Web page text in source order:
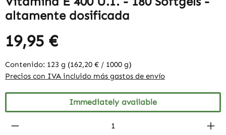
altamente dosificada
19,95 €
Contenido: 123 g (162,20 € / 1000 g)
Precios con IVA incluido más gastos de envío
Immediately available
Product Quantity: Enter the desired